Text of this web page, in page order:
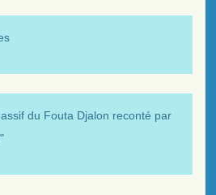
du Fouta Djalon reconté par